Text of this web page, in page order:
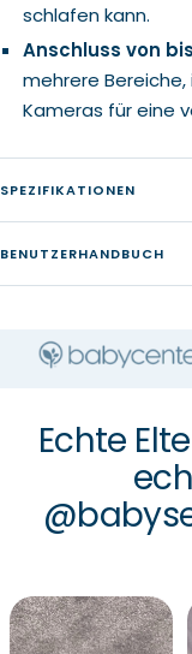
schlafen kann.
Anschluss von
mehrere
Kameras für eine
SPEZIFIKATIONEN
BENUTZERHANDBUCH
Echte